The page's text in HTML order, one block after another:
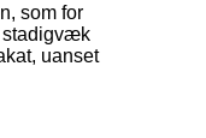
som for
stadigvæk
uanset